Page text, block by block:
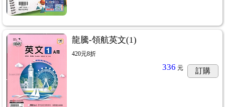
龍騰-領航英文(1)
420元8折
336 元 訂購